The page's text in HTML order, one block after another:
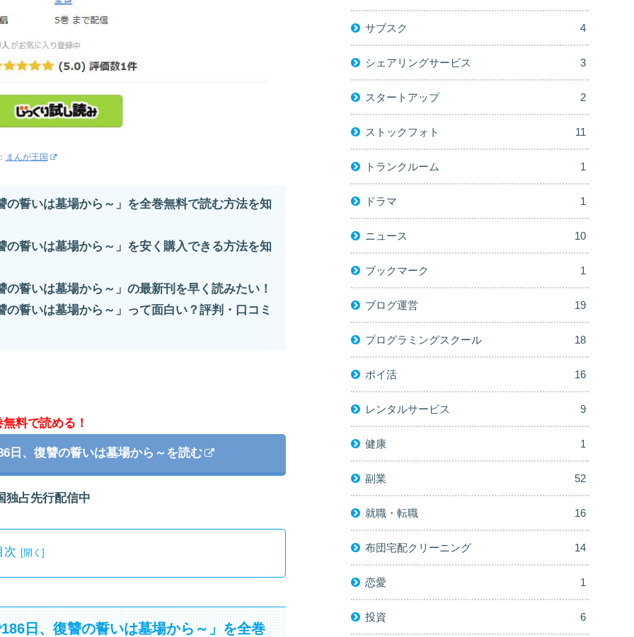
まんが王国
誓いは墓場から～」を全巻無料で読む方法を知
誓いは墓場から～」を安く購入できる方法を知
誓いは墓場から～」の最新刊を早く読みたい！
誓いは墓場から～」って面白い？評判・口コミ
料で読める！
、復讐の誓いは墓場から～を読む
独占先行配信中
次
日、復讐の誓いは墓場から～」を全巻
サブスク 4
シェアリングサービス 3
スタートアップ 2
ストックフォト 11
トランクルーム 1
ドラマ 1
ニュース 10
ブックマーク 1
ブログ運営 19
プログラミングスクール 18
ポイ活 16
レンタルサービス 9
健康 1
副業 52
就職・転職 16
布団宅配クリーニング 14
恋愛 1
投資 6